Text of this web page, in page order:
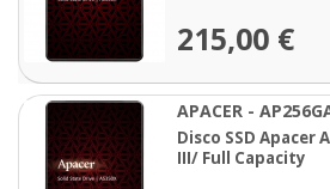
215,00 €
APACER -
Disco SSD Apacer
III/ Full Capacity